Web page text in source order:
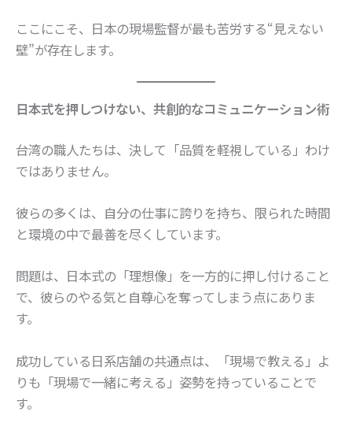
ここにこそ、日本の現場監督が最も苦労する“見えない
壁”が存在します。
日本式を押しつけない、共創的なコミュニケーション術
台湾の職人たちは、決して「品質を軽視している」わけ
ではありません。
彼らの多くは、自分の仕事に誇りを持ち、限られた時間
と環境の中で最善を尽くしています。
問題は、日本式の「理想像」を一方的に押し付けること
で、彼らのやる気と自尊心を奪ってしまう点にありま
す。
成功している日系店舗の共通点は、「現場で教える」よ
りも「現場で一緒に考える」姿勢を持っていることで
す。